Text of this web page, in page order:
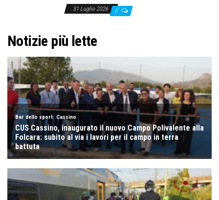
31 Luglio 2026 0
Notizie più lette